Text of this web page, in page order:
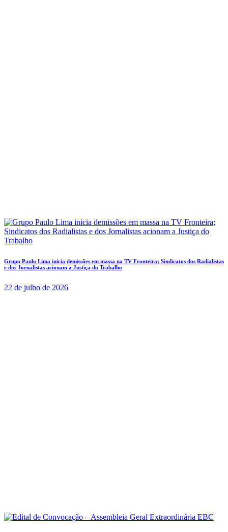
Grupo Paulo Lima inicia demissões em massa na TV Fronteira; Sindicatos dos Radialistas
e dos Jornalistas acionam a Justiça do Trabalho
22 de julho de 2026